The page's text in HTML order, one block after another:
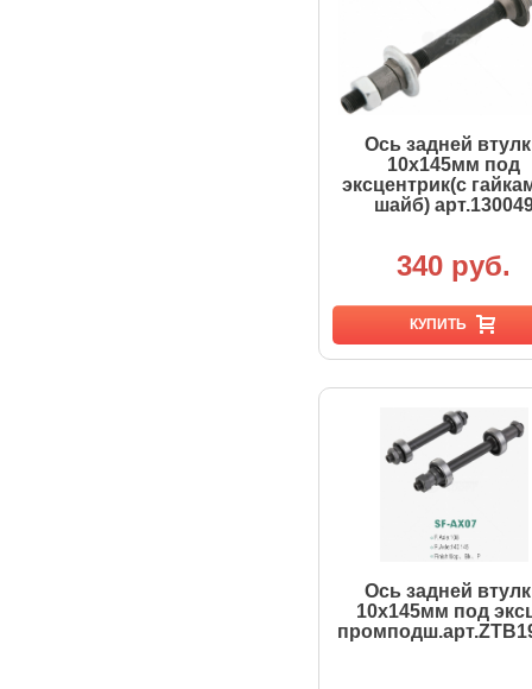
Ось задней
10х145мм под
эксцентрик(с
шайб)
340 руб.
КУПИТЬ
Ось задней
10х145мм под